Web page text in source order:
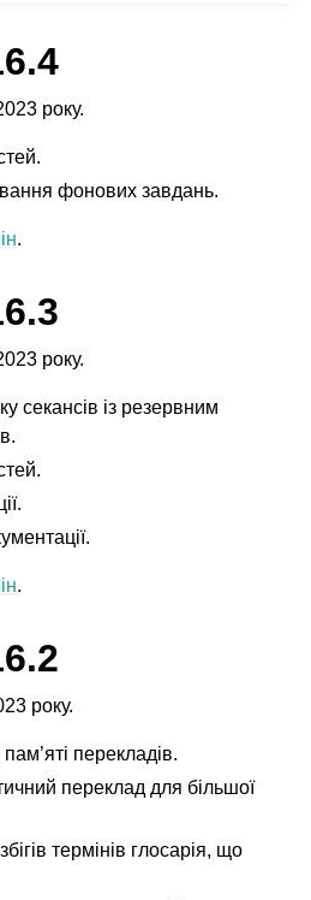
року.
фонових завдань.
.
року.
секансів із резервним
.
року.
перекладів.
переклад для більшої
термінів глосарія, що